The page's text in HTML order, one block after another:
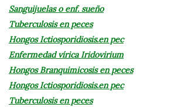
Sanguijuelas o enf. sueño
Tuberculosis en peces
Hongos Ictiosporidiosis.en pec
Enfermedad vírica Iridovirium
Hongos Branquimicosis en peces
Hongos Ictiosporidiosis.en pec
Tuberculosis en peces